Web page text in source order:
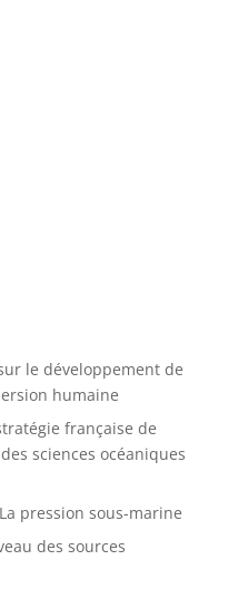
le développement de
humaine
française de
sciences océaniques
pression sous-marine
des sources